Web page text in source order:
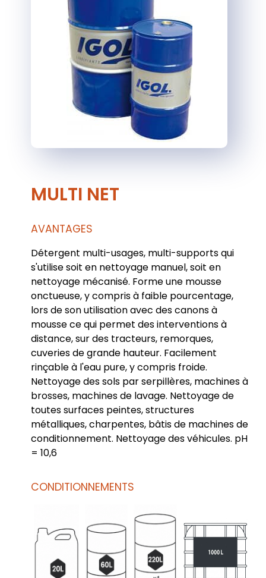
MULTI NET
AVANTAGES
Détergent multi-usages, multi-supports qui
s'utilise soit en nettoyage manuel, soit en
nettoyage mécanisé. Forme une mousse
onctueuse, y compris à faible pourcentage,
lors de son utilisation avec des canons à
mousse ce qui permet des interventions à
distance, sur des tracteurs, remorques,
cuveries de grande hauteur. Facilement
rinçable à l'eau pure, y compris froide.
Nettoyage des sols par serpillères, machines à
brosses, machines de lavage. Nettoyage de
toutes surfaces peintes, structures
métalliques, charpentes, bâtis de machines de
conditionnement. Nettoyage des véhicules. pH
= 10,6
CONDITIONNEMENTS